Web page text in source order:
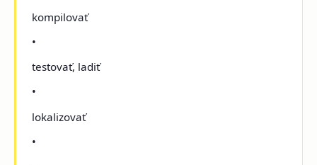
kompilovať
•
testovať, ladiť
•
lokalizovať
•